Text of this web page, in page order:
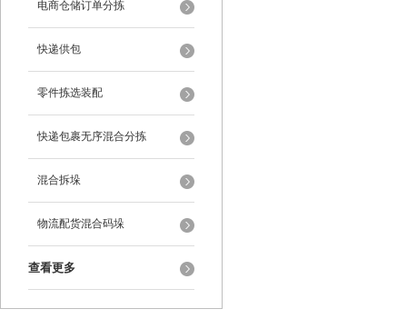
电商仓储订单分拣
快递供包
零件拣选装配
快递包裹无序混合分拣
混合拆垛
物流配货混合码垛
查看更多